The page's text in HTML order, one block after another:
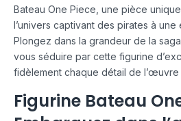
Bateau One Piece, une pièce
l’univers captivant des pirates à
Plongez dans la grandeur de la
vous séduire par cette figurine
fidèlement chaque détail de l’œuvre
Figurine Bateau